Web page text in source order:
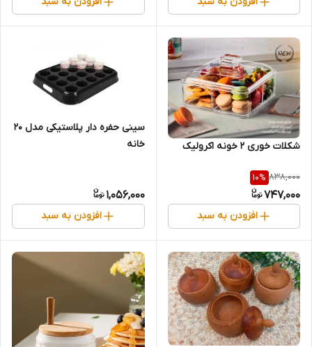
شکلات خوری 2 خونه اکرولیک
838,000
10%
747,000
افزودن به سبد
سینی حفره دار پلاستیکی مدل 20
خانه
1,056,000
افزودن به سبد